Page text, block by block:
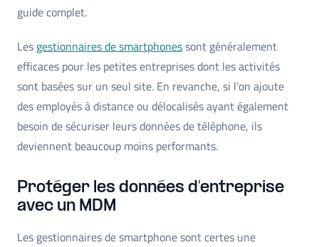
guide complet.
Les gestionnaires de smartphonessont généralement
efficaces pour les petites entreprises dont les activités
sont basées sur un seul site. En revanche, si l’on ajoute
des employés à distance ou délocalisés ayant également
besoin de sécuriser leurs données de téléphone, ils
deviennent beaucoup moins performants.
Protéger les données d’entreprise
avec un MDM
Les gestionnaires de smartphone sont certes une